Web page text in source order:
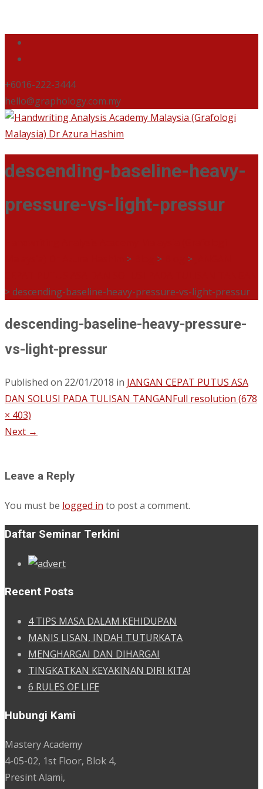
+6016-222-3444
hello@graphology.com.my
descending-baseline-heavy-
pressure-vs-light-pressur
> > >
> descending-baseline-heavy-pressure-vs-light-pressur
descending-baseline-heavy-pressure-
vs-light-pressur
Published on 22/01/2018 in JANGAN CEPAT PUTUS ASA
DAN SOLUSI PADA TULISAN TANGANFull resolution (678
× 403)
Next →
Leave a Reply
You must be logged in to post a comment.
Daftar Seminar Terkini
Recent Posts
4 TIPS MASA DALAM KEHIDUPAN
MANIS LISAN, INDAH TUTURKATA
MENGHARGAI DAN DIHARGAI
TINGKATKAN KEYAKINAN DIRI KITA!
6 RULES OF LIFE
Hubungi Kami
Mastery Academy
4-05-02, 1st Floor, Blok 4,
Presint Alami,